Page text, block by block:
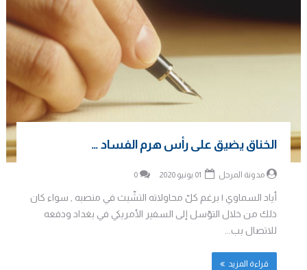
الخناق يضيق على رأس هرم الفساد …
مدونة المرجل 0
أياد السماوي | برغم كلّ محاولاته التشّبث في منصبه , سواء كان
ذلك من خلال التوّسل إلى السفير الأمريكي في بغداد ودفعه
للاتصال بب...
قراءة المزيد